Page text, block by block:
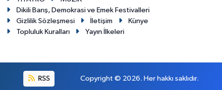
Dikili Barış, Demokrasi ve Emek Festivalleri
Gizlilik Sözleşmesi
İletişim
Künye
Topluluk Kuralları
Yayın İlkeleri
RSS Copyright © 2026. Her hakkı saklıdır.